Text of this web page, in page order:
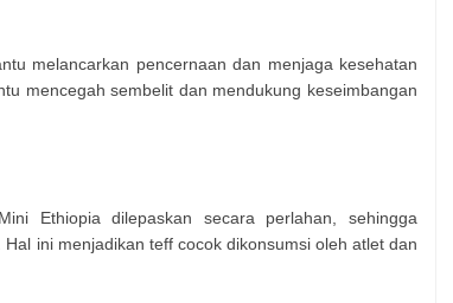
melancarkan pencernaan dan menjaga kesehatan
mencegah sembelit dan mendukung keseimbangan
Ethiopia dilepaskan secara perlahan, sehingga
ini menjadikan teff cocok dikonsumsi oleh atlet dan